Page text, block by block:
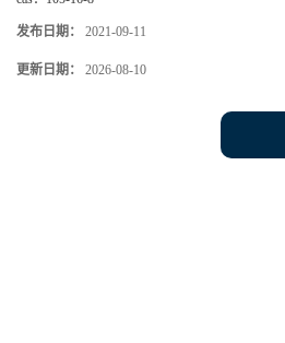
发布日期： 2021-09-11
更新日期： 2026-08-10